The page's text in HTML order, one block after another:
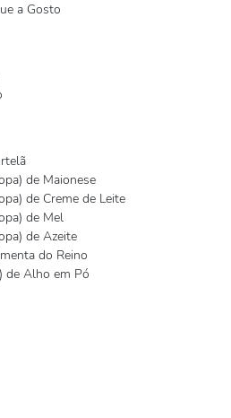
a Gosto
de Maionese
de Creme de Leite
de Mel
de Azeite
do Reino
de Alho em Pó